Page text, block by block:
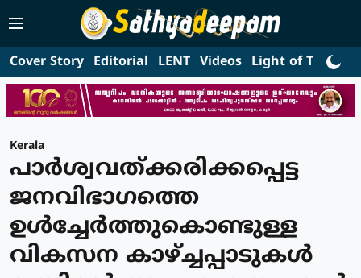
Cover Story Editorial LENT Videos Light of Truth
Kerala
പാര്‍ശ്വവത്ക്കരിക്കപ്പെട്ട
ജനവിഭാഗത്തെ
ഉള്‍ച്ചേര്‍ത്തുകൊണ്ടുള്ള
വികസന കാഴ്ച്ചപ്പാടുകള്‍